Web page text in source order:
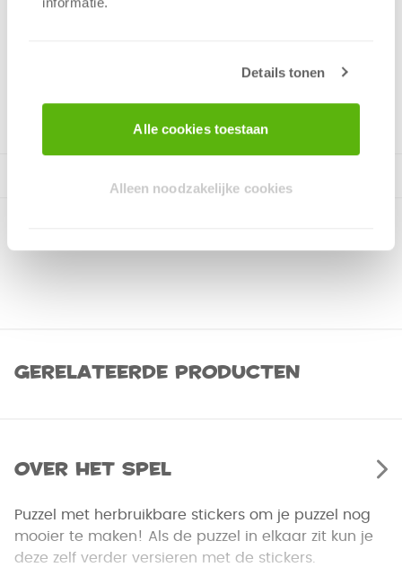
Details tonen
Alle cookies toestaan
Alleen noodzakelijke cookies
stukjes die perfect passen met een afbeelding van My Little
Gerelateerde producten
Over het spel
Puzzel met herbruikbare stickers om je puzzel nog
mooier te maken! Als de puzzel in elkaar zit kun je
deze zelf verder versieren met de stickers.